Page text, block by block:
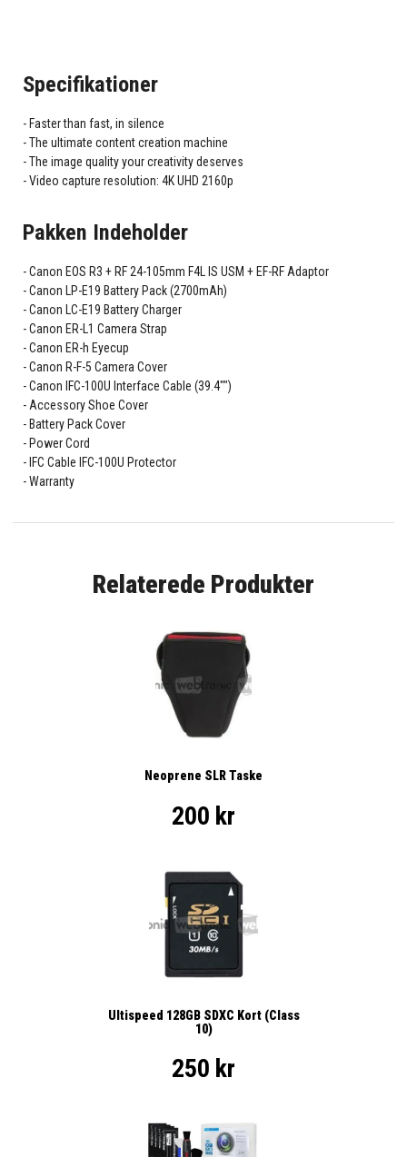
Specifikationer
Faster than fast, in silence
The ultimate content creation machine
The image quality your creativity deserves
Video capture resolution: 4K UHD 2160p
Pakken Indeholder
Canon EOS R3 + RF 24-105mm F4L IS USM + EF-RF Adaptor
Canon LP-E19 Battery Pack (2700mAh)
Canon LC-E19 Battery Charger
Canon ER-L1 Camera Strap
Canon ER-h Eyecup
Canon R-F-5 Camera Cover
Canon IFC-100U Interface Cable (39.4"")
Accessory Shoe Cover
Battery Pack Cover
Power Cord
IFC Cable IFC-100U Protector
Warranty
Relaterede Produkter
Neoprene SLR Taske
200 kr
Ultispeed 128GB SDXC Kort (Class
10)
250 kr